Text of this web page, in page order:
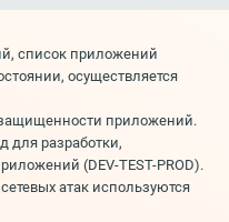
список приложений
осуществляется
приложений.
для разработки,
(DEV-TEST-PROD).
атак используются